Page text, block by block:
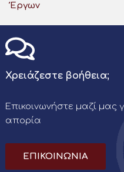
Έργων
Χρειάζεστε βοήθεια;
Επικοινωνήστε μαζί μας
απορία
ΕΠΙΚΟΙΝΩΝΙΑ